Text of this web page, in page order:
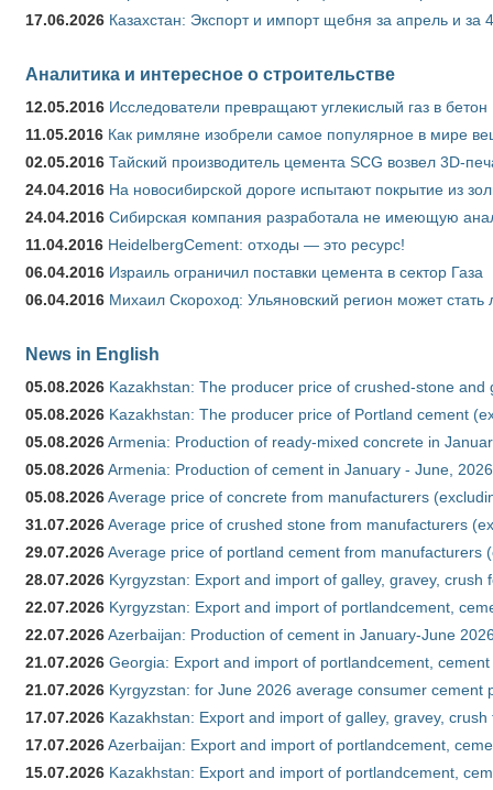
17.06.2026 Казахстан: Экспорт и импорт щебня за апрель и за
Аналитика и интересное о строительстве
12.05.2016 Исследователи превращают углекислый газ в бетон
11.05.2016 Как римляне изобрели самое популярное в мире
02.05.2016 Тайский производитель цемента SCG возвел 3D-
24.04.2016 На новосибирской дороге испытают покрытие из
24.04.2016 Сибирская компания разработала не имеющую
11.04.2016 HeidelbergCement: отходы — это ресурс!
06.04.2016 Израиль ограничил поставки цемента в сектор Газа
06.04.2016 Михаил Скороход: Ульяновский регион может
News in English
05.08.2026 Kazakhstan: The producer price of crushed-stone and
05.08.2026 Kazakhstan: The producer price of Portland cement
05.08.2026Armenia: Production of ready-mixed concrete in
05.08.2026Armenia: Production of cement in January - June, 2026
05.08.2026Average price of concrete from manufacturers
31.07.2026Average price of crushed stone from manufacturers
29.07.2026Average price of portland cement from manufacturers
28.07.2026 Kyrgyzstan: Export and import of galley, gravey,
22.07.2026 Kyrgyzstan: Export and import of portlandcement,
22.07.2026Azerbaijan: Production of cement in January-June
21.07.2026 Georgia: Export and import of portlandcement,
21.07.2026 Kyrgyzstan: for June 2026 average consumer cement
17.07.2026 Kazakhstan: Export and import of galley, gravey,
17.07.2026Azerbaijan: Export and import of portlandcement,
15.07.2026 Kazakhstan: Export and import of portlandcement,